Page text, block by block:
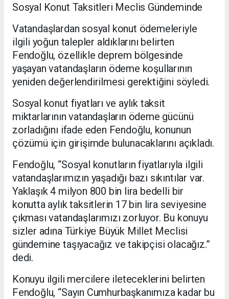
Sosyal Konut Taksitleri Meclis Gündeminde
Vatandaşlardan sosyal konut ödemeleriyle
ilgili yoğun talepler aldıklarını belirten
Fendoğlu, özellikle deprem bölgesinde
yaşayan vatandaşların ödeme koşullarının
yeniden değerlendirilmesi gerektiğini söyledi.
Sosyal konut fiyatları ve aylık taksit
miktarlarının vatandaşların ödeme gücünü
zorladığını ifade eden Fendoğlu, konunun
çözümü için girişimde bulunacaklarını açıkladı.
Fendoğlu, “Sosyal konutların fiyatlarıyla ilgili
vatandaşlarımızın yaşadığı bazı sıkıntılar var.
Yaklaşık 4 milyon 800 bin lira bedelli bir
konutta aylık taksitlerin 17 bin lira seviyesine
çıkması vatandaşlarımızı zorluyor. Bu konuyu
sizler adına Türkiye Büyük Millet Meclisi
gündemine taşıyacağız ve takipçisi olacağız.”
dedi.
Konuyu ilgili mercilere ileteceklerini belirten
Fendoğlu, “Sayın Cumhurbaşkanımıza kadar bu